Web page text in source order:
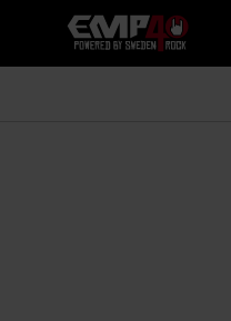
EMP
-
Musik,